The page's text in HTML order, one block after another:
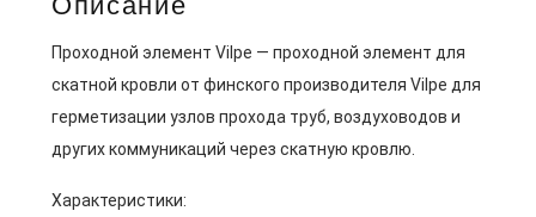
Проходной элемент Vilpe — проходной элемент для
скатной кровли от финского производителя Vilpe для
герметизации узлов прохода труб, воздуховодов и
других коммуникаций через скатную кровлю.
Характеристики: